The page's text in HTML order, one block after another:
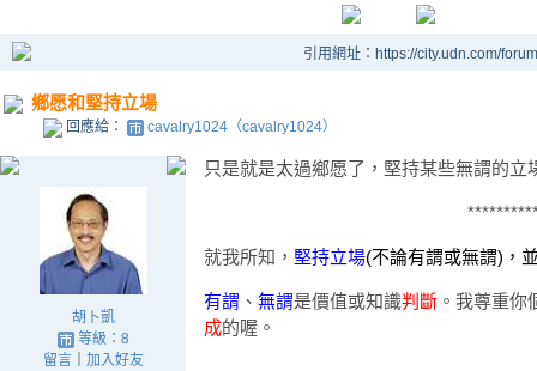
引用網址：https://city.udn.com/
鄉愿和堅持立場
回應給： cavalry1024（cavalry1024）
胡卜凱
等級：8
留言｜ 加入好友
只是就是太過鄉愿了，堅持某些無謂的立
就我所知， 堅持立場(不論有謂或無謂)，
有謂 、 無謂是價值或知識判斷 。我尊重你
成的喔。